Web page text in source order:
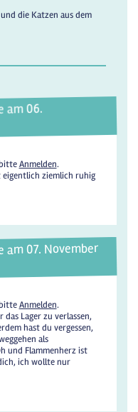
die Katzen aus dem
am 06.
Anmelden.
eigentlich ziemlich ruhig
am 07. November
Anmelden.
Lager zu verlassen,
hast du vergessen,
als
und Flammenherz ist
ich wollte nur